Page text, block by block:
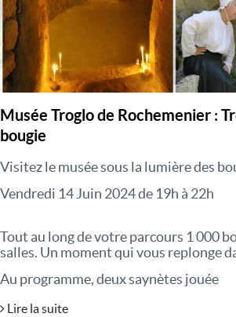
Musée Troglo de Rochemenier :
bougie
Visitez le musée sous la lumière des
Vendredi 14 Juin 2024 de 19h à 22h
Tout au long de votre parcours 1 000
salles. Un moment qui vous replonge
Au programme, deux saynètes jouée
Lire la suite